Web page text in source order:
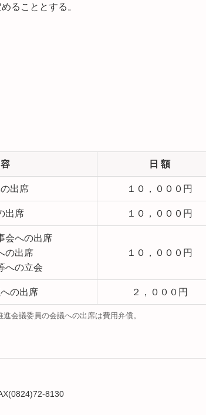
ることとする。
日 額
出席 １０，０００円
出席 １０，０００円
会への出席
の出席
への立会
１０，０００円
の出席 ２，０００円
議委員の会議への出席は費用弁償。
8130